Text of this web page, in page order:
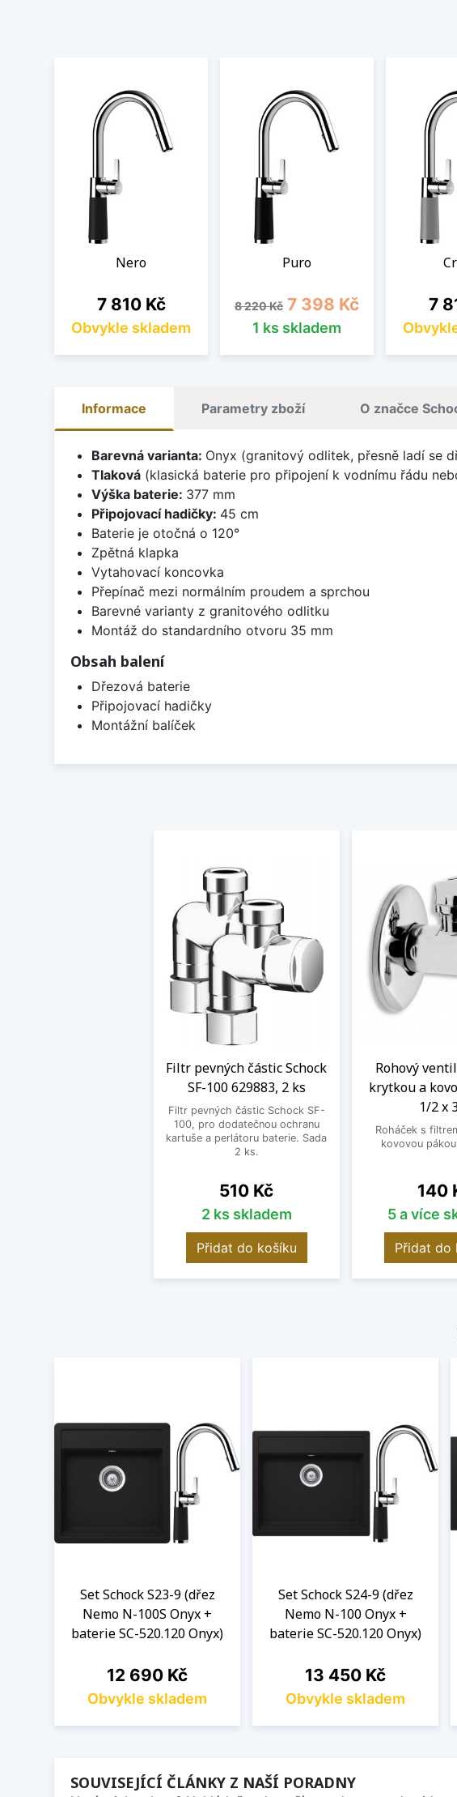
Nero
Cena
7 810 Kč
Obvykle skladem
Puro
Běžná cena
8 220 Kč Cena
7 398 Kč
1 ks skladem
7
Informace Parametry zboží O značce
Barevná varianta: Onyx (granitový odlitek, přesně ladí se
Tlaková(klasická baterie pro připojení k vodnímu řádu
Výška baterie: 377 mm
Připojovací hadičky: 45 cm
Baterie je otočná o 120°
Zpětná klapka
Vytahovací koncovka
Přepínač mezi normálním proudem a sprchou
Barevné varianty z granitového odlitku
Montáž do standardního otvoru 35 mm
Obsah balení
Dřezová baterie
Připojovací hadičky
Montážní balíček
Filtr pevných částic Schock
SF-100 629883, 2 ks
Filtr pevných částic Schock SF-
100, pro dodatečnou ochranu
kartuše a perlátoru baterie. Sada
2 ks.
Cena
510 Kč
2 ks skladem
Přidat do košíku
Rohový
krytkou a
1/2 x
Roháček s
kovovou
Cena
140
5 a více
Přidat do
Set Schock S23-9 (dřez
Nemo N-100S Onyx +
baterie SC-520.120 Onyx)
Cena
12 690 Kč
Obvykle skladem
Set Schock S24-9 (dřez
Nemo N-100 Onyx +
baterie SC-520.120 Onyx)
Cena
13 450 Kč
Obvykle skladem
SOUVISEJÍCÍ ČLÁNKY Z NAŠÍ PORADNY